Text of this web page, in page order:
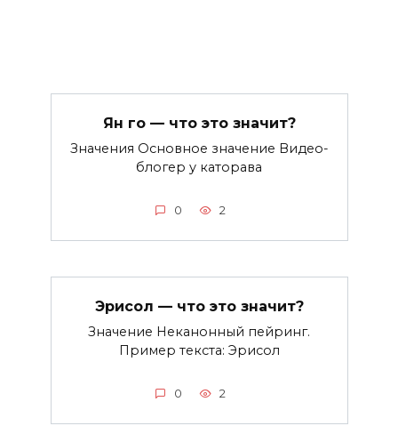
Ян го — что это значит?
Значения Основное значение Видео-
блогер у каторава
0 2
Эрисол — что это значит?
Значение Неканонный пейринг.
Пример текста: Эрисол
0 2